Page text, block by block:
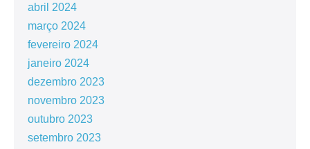
abril 2024
março 2024
fevereiro 2024
janeiro 2024
dezembro 2023
novembro 2023
outubro 2023
setembro 2023